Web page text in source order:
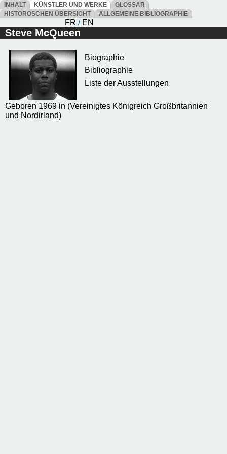
INHALT KÛNSTLER UND WERKE
GLOSSAR
HISTOROSCHEN ÜBERSICHT
ALLGEMEINE BIBLIOGRAPHIE
FR / EN
Steve McQueen